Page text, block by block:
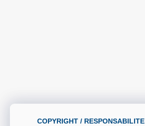
COPYRIGHT / RESPONSABILITE